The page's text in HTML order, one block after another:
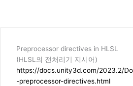
Preprocessor directives in HLSL
(HLSL의 전처리기 지시어)
https://docs.unity3d.com/2023.2/
-preprocessor-directives.html